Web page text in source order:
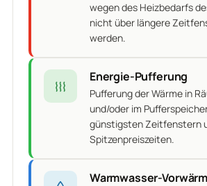
wegen des Heizbedarfs
nicht über längere
werden.
Energie-Pufferung
Pufferung der Wärme in
und/oder im
günstigsten Zeitfenstern
Spitzenpreiszeiten.
Warmwasser-